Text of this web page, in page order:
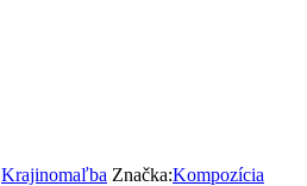
Krajinomaľba Značka:Kompozícia